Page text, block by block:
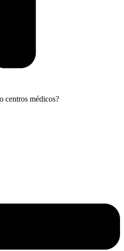
centros médicos?